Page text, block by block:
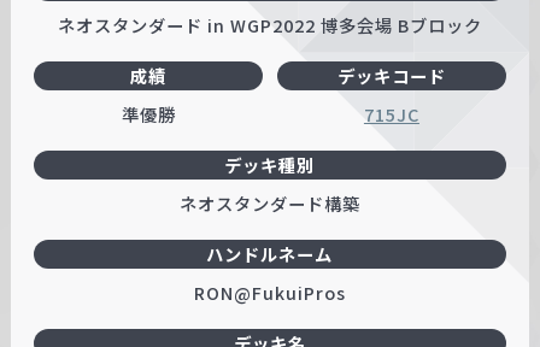
ネオスタンダード in WGP2022 博多会場 Bブロック
成績
準優勝
ハンドルネーム
RON@FukuiPros
デッキコード
715JC
デッキ種別
ネオスタンダード構築